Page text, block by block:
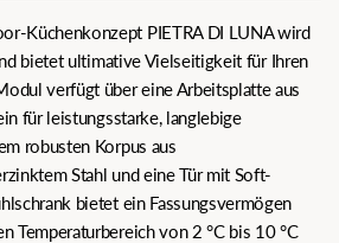
Küchenkonzept PIETRA DI LUNA wird
bietet ultimative Vielseitigkeit für Ihren
verfügt über eine Arbeitsplatte aus
für leistungsstarke, langlebige
robusten Korpus aus
Stahl und eine Tür mit Soft-
bietet ein Fassungsvermögen
Temperaturbereich von 2 °C bis 10 °C